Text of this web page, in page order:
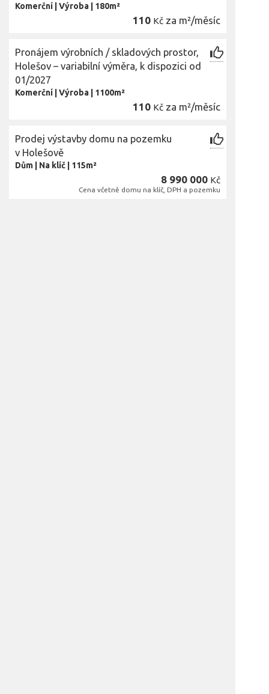
Komerční Výroba 180m²
110 Kč za m²/měsíc
Pronájem výrobních / skladových prostor,
Holešov – variabilní výměra, k dispozici od
01/2027
Komerční Výroba 1100m²
110 Kč za m²/měsíc
Prodej výstavby domu na pozemku
v Holešově
Dům Na klíč 115m²
8 990 000 Kč
Cena včetně domu na klíč, DPH a pozemku